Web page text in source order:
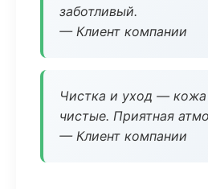
заботливый.
— Клиент компании
Чистка и уход —
чистые. Приятная
— Клиент компании